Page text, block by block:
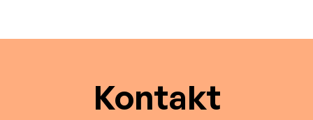
Kontakt